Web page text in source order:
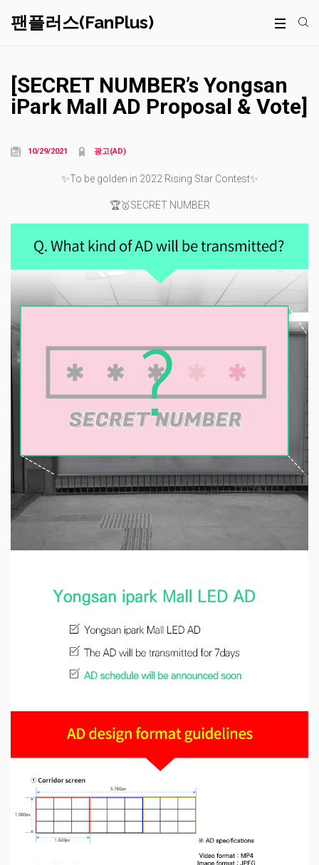
팬플러스(FanPlus)
[SECRET NUMBER’s Yongsan
iPark Mall AD Proposal & Vote]
10/29/2021 광고(AD)
✨To be golden in 2022 Rising Star Contest✨
🏆🥇SECRET NUMBER